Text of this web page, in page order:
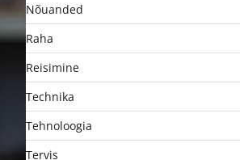
Nõuanded
Raha
Reisimine
Technika
Tehnoloogia
Tervis